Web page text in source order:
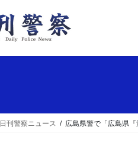
日刊警察ニュース 広島県警で「広島県